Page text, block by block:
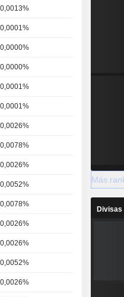
0,0013%
0,0001%
0,0000%
0,0000%
0,0001%
0,0001%
0,0026%
0,0078%
0,0026%
0,0052%
0,0078%
0,0026%
0,0026%
0,0052%
0,0026%
Más
Divisas